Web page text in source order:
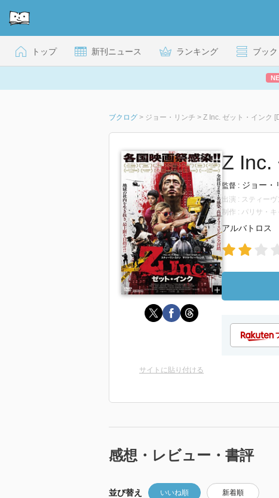
トップ 新刊ニュース ランキング ブッ
ブクログ > ジョー・リンチ > Z Inc. ゼット・インク
Z Inc.
監督 : ジョー・
出演 : スティー
制作 : パリサ・
アルバトロス
サイトに貼り付ける
感想・レビュー・書評
並び替え いいね順 新着順